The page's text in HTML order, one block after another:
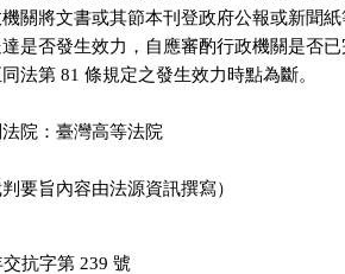
關將文書或其節本刊登政府公報或新聞
是否發生效力，自應審酌行政機關是否
法第 81 條規定之發生效力時點為斷。
院：臺灣高等法院
判要旨內容由法源資訊撰寫）
交抗字第 239 號